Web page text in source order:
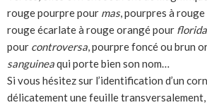
rouge pourpre pour mas, pourpres à
rouge écarlate à rouge orangé pour florida
pour controversa, pourpre foncé ou brun
sanguineaqui porte bien son nom…
Si vous hésitez sur l’identification d’un
délicatement une feuille transversalement,